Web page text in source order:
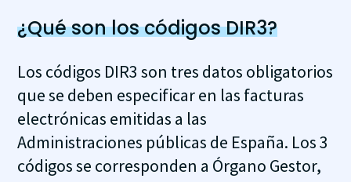
¿Qué son los códigos DIR3?
Los códigos DIR3 son tres datos obligatorios
que se deben especificar en las facturas
electrónicas emitidas a las
Administraciones públicas de España. Los 3
códigos se corresponden a Órgano Gestor,